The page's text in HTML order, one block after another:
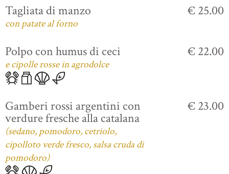
Tagliata di manzo
con patate al forno
€ 25.00
Polpo con humus di ceci
e cipolle rosse in agrodolce
€ 22.00
Gamberi rossi argentini con
verdure fresche alla catalana
(sedano, pomodoro, cetriolo,
cipolloto verde fresco, salsa cruda di
pomodoro)
€ 23.00